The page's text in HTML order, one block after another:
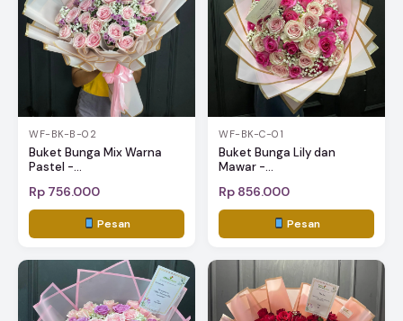
WF-BK-B-02
Buket Bunga Mix Warna
Pastel -...
Rp 756.000
Pesan
WF-BK-C-01
Buket Bunga Lily dan
Mawar -...
Rp 856.000
Pesan